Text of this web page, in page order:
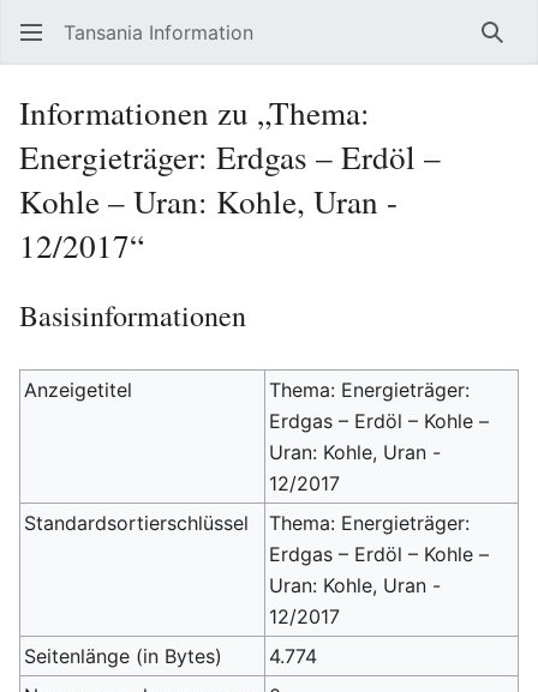
Tansania Information
Informationen zu „Thema:
Energieträger: Erdgas – Erdöl –
Kohle – Uran: Kohle, Uran -
12/2017“
Basisinformationen
Anzeigetitel
Thema: Energieträger:
Erdgas – Erdöl – Kohle –
Uran: Kohle, Uran -
12/2017
Standardsortierschlüssel
Thema: Energieträger:
Erdgas – Erdöl – Kohle –
Uran: Kohle, Uran -
12/2017
Seitenlänge (in Bytes)
4.774